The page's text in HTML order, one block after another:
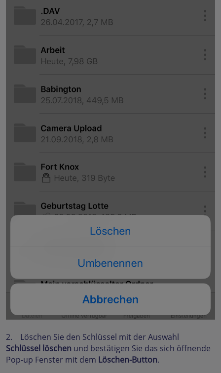
2. Löschen Sie den Schlüssel mit der Auswahl
Schlüssel löschen und bestätigen Sie das sich öffnende
Pop-up Fenster mit dem Löschen-Button.